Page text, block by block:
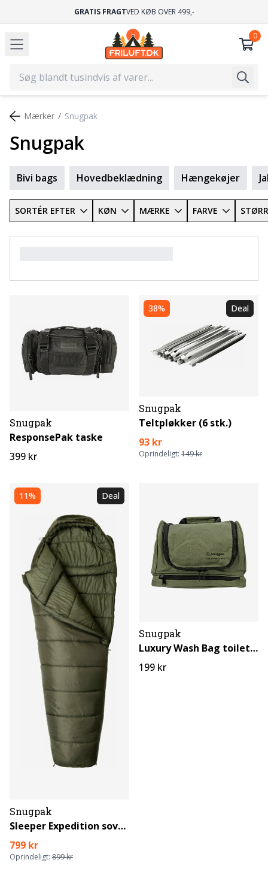
GRATIS FRAGTVED KØB OVER 499,-
Bivi bags Hovedbeklædning Hængekøjer
Mærker Snugpak
Snugpak
SORTÉR EFTER KØN MÆRKE FARVE
Snugpak
ResponsePak taske
399 kr
38% Deal
Snugpak
Teltpløkker (6 stk.)
93 kr
Oprindeligt: 149 kr
11% Deal
Snugpak
Sleeper Expedition sovepose
799 kr
Oprindeligt: 899 kr
Snugpak
Luxury Wash Bag toilettaske
199 kr